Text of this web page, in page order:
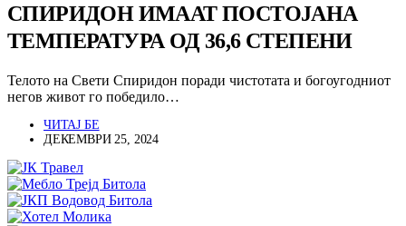
СПИРИДОН ИМААТ ПОСТОЈАНА
ТЕМПЕРАТУРА ОД 36,6 СТЕПЕНИ
Телото на Свети Спиридон поради чистотата и богоугодниот
негов живот го победило…
ЧИТАЈ БЕ
ДЕКЕМВРИ 25, 2024